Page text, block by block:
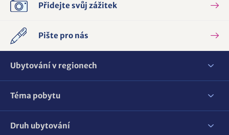
Přidejte svůj zážitek
Pište pro nás
Ubytování v regionech
Téma pobytu
Druh ubytování